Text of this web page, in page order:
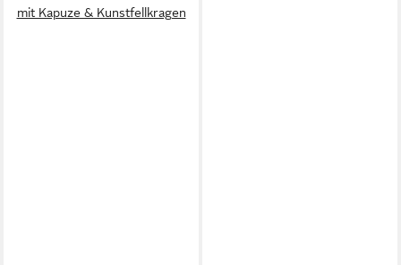
mit Kapuze & Kunstfellkragen